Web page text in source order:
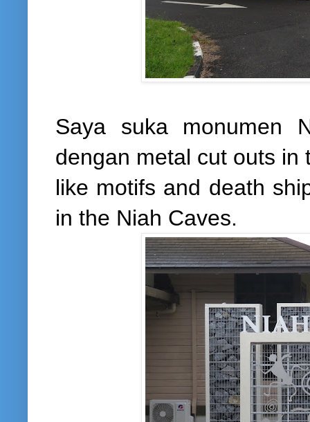
Saya suka monumen
dengan metal cut outs in
like motifs and death
in the Niah Caves.